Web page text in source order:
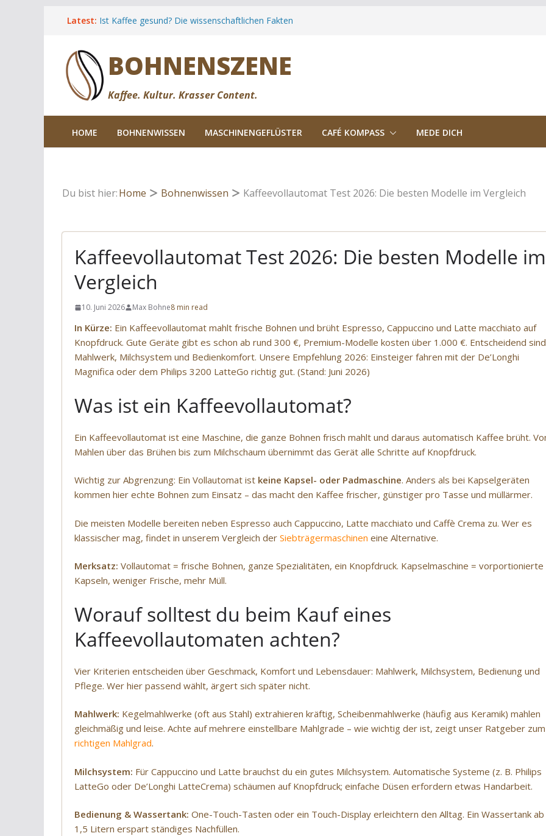
Latest: Ist Kaffee gesund? Die wissenschaftlichen Fakten
Sommers
Kaffee Unverträglichkeiten: Ursachen, Symptome & was
wirklich hilft
Die besten Kaffeeregionen für Reisende.
BOHNENSZENE
Kaffee. Kultur. Krasser Content.
HOME BOHNENWISSEN MASCHINENGEFLÜSTER CAFÉ KOMPASS MEDE DICH
Du bist hier:Home Bohnenwissen Kaffeevollautomat Test 2026: Die besten Modelle im Vergleich
Kaffeevollautomat Test 2026: Die besten Modelle im
Vergleich
10. Juni 2026 Max Bohne8 min read
In Kürze: Ein Kaffeevollautomat mahlt frische Bohnen und brüht Espresso, Cappuccino und Latte macchiato auf
Knopfdruck. Gute Geräte gibt es schon ab rund 300 €, Premium-Modelle kosten über 1.000 €. Entscheidend sind
Mahlwerk, Milchsystem und Bedienkomfort. Unsere Empfehlung 2026: Einsteiger fahren mit der De’Longhi
Magnifica oder dem Philips 3200 LatteGo richtig gut. (Stand: Juni 2026)
Was ist ein Kaffeevollautomat?
Ein Kaffeevollautomat ist eine Maschine, die ganze Bohnen frisch mahlt und daraus automatisch Kaffee brüht.
Mahlen über das Brühen bis zum Milchschaum übernimmt das Gerät alle Schritte auf Knopfdruck.
Wichtig zur Abgrenzung: Ein Vollautomat ist keine Kapsel- oder Padmaschine. Anders als bei Kapselgeräten
kommen hier echte Bohnen zum Einsatz – das macht den Kaffee frischer, günstiger pro Tasse und müllärmer.
Die meisten Modelle bereiten neben Espresso auch Cappuccino, Latte macchiato und Caffè Crema zu. Wer es
klassischer mag, findet in unserem Vergleich der Siebträgermaschinen eine Alternative.
Merksatz: Vollautomat = frische Bohnen, ganze Spezialitäten, ein Knopfdruck. Kapselmaschine = vorportionierte
Kapseln, weniger Frische, mehr Müll.
Worauf solltest du beim Kauf eines
Kaffeevollautomaten achten?
Vier Kriterien entscheiden über Geschmack, Komfort und Lebensdauer: Mahlwerk, Milchsystem, Bedienung und
Pflege. Wer hier passend wählt, ärgert sich später nicht.
Mahlwerk: Kegelmahlwerke (oft aus Stahl) extrahieren kräftig, Scheibenmahlwerke (häufig aus Keramik) mahlen
gleichmäßig und leise. Achte auf mehrere einstellbare Mahlgrade – wie wichtig der ist, zeigt unser Ratgeber zum
richtigen Mahlgrad.
Milchsystem: Für Cappuccino und Latte brauchst du ein gutes Milchsystem. Automatische Systeme (z. B. Philips
LatteGo oder De’Longhi LatteCrema) schäumen auf Knopfdruck; einfache Düsen erfordern etwas Handarbeit.
Bedienung & Wassertank: One-Touch-Tasten oder ein Touch-Display erleichtern den Alltag. Ein Wassertank ab
1,5 Litern erspart ständiges Nachfüllen.